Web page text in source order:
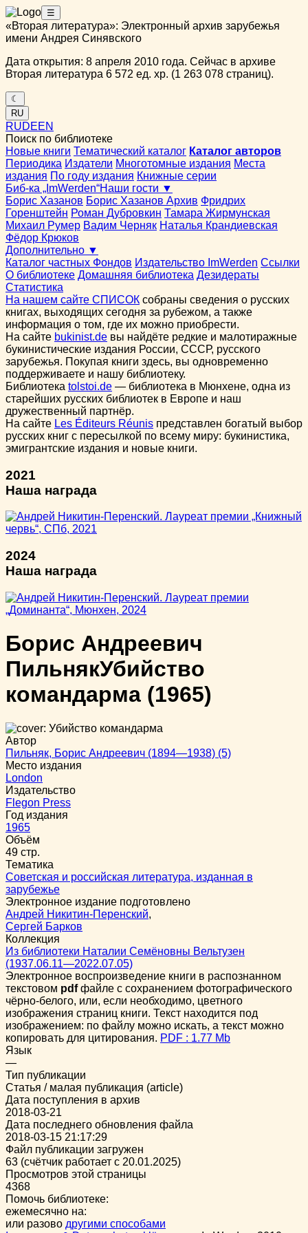
☰
«Вторая литература»: Электронный архив зарубежья
имени Андрея Синявского
Дата открытия: 8 апреля 2010 года. Сейчас в архиве
Вторая литература 6 572 ед. хр. (1 263 078 страниц).
☾
RU
RUDEEN
Поиск по библиотеке
Новые книги Тематический каталог Каталог авторов
Периодика Издатели Многотомные издания Места
издания По году издания Книжные серии
Биб-ка „ImWerden“Наши гости ▼
Борис Хазанов Борис Хазанов Архив Фридрих
Горенштейн Роман Дубровкин Тамара Жирмунская
Михаил Румер Вадим Черняк Наталья Крандиевская
Фёдор Крюков
Дополнительно ▼
Каталог частных Фондов Издательство ImWerden Ссылки
О библиотеке Домашняя библиотека Дезидераты
Статистика
На нашем сайте СПИСОК собраны сведения о русских
книгах, выходящих сегодня за рубежом, а также
информация о том, где их можно приобрести.
На сайте bukinist.de вы найдёте редкие и малотиражные
букинистические издания России, СССР, русского
зарубежья. Покупая книги здесь, вы одновременно
поддерживаете и нашу библиотеку.
Библиотека tolstoi.de — библиотека в Мюнхене, одна из
старейших русских библиотек в Европе и наш
дружественный партнёр.
На сайте Les Éditeurs Réunis представлен богатый выбор
русских книг с пересылкой по всему миру: букинистика,
эмигрантские издания и новые книги.
2021
Наша награда
2024
Наша награда
Борис Андреевич
ПильнякУбийство
командарма (1965)
Автор
Пильняк, Борис Андреевич (1894—1938) (5)
Место издания
London
Издательство
Flegon Press
Год издания
1965
Объём
49 стр.
Тематика
Советская и российская литература, изданная в
зарубежье
Электронное издание подготовлено
Андрей Никитин-Перенский,
Сергей Барков
Коллекция
Из библиотеки Наталии Семёновны Вельтузен
(1937.06.11—2022.07.05)
Электронное воспроизведение книги в распознанном
текстовом pdfфайле с сохранением фотографического
чёрно-белого, или, если необходимо, цветного
изображения страниц книги. Текст находится под
изображением: по файлу можно искать, а текст можно
копировать для цитирования. PDF : 1.77 Mb
Язык
—
Тип публикации
Статья / малая публикация (article)
Дата поступления в архив
2018-03-21
Дата последнего обновления файла
2018-03-15 21:17:29
Файл публикации загружен
63 (счётчик работает с 20.01.2025)
Просмотров этой страницы
4368
Помочь библиотеке:
ежемесячно на:
или разово другими способами